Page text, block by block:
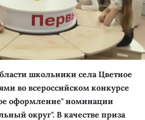
школьники села Цветное
во всероссийском конкурсе
оформление" номинации
округ". В качестве приза